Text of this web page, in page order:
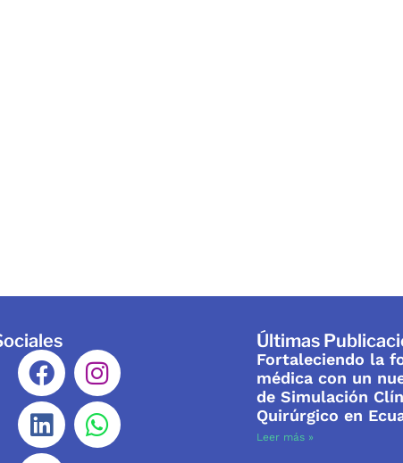
Últimas
Fortaleciendo la
médica con un
de Simulación
Quirúrgico en
Leer más »